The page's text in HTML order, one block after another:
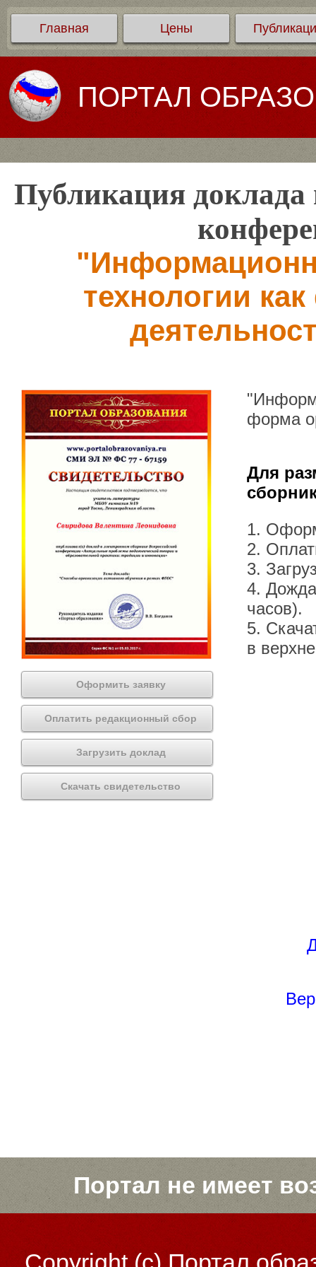
Главная Цены
ПОРТАЛ
Публикация доклада
технологии
Оформить заявку
Оплатить редакционный сбор
Загрузить доклад
Скачать свидетельство
форма
Для
1.
2.
3.
4.
часов).
5.
в
Портал не имеет